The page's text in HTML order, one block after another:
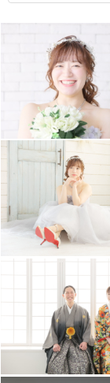
3万円以下のプラン
撮影前の打ち合わせ
ペットと撮影
ソ